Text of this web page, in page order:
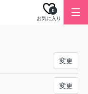
お気に入り
0
変更
変更